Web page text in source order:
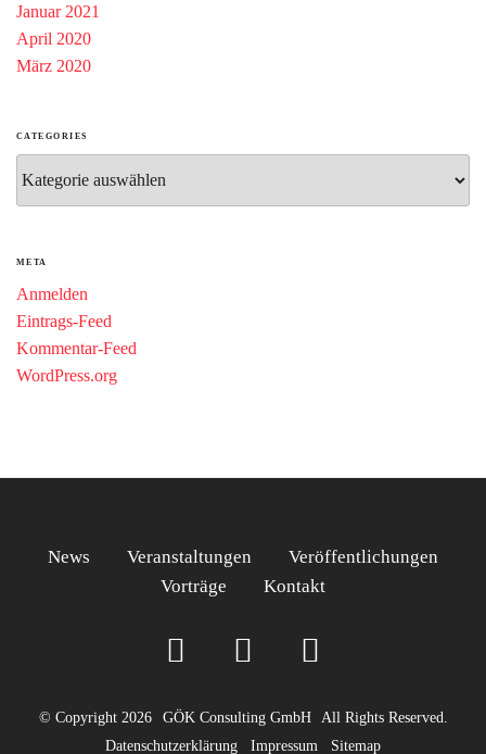
Januar 2021
April 2020
März 2020
CATEGORIES
META
Anmelden
Eintrags-Feed
Kommentar-Feed
WordPress.org
News Veranstaltungen
Veröffentlichungen
Vorträge
Kontakt
© Copyright 2026 GÖK Consulting GmbH
All Rights Reserved.
Datenschutzerklärung
Impressum Sitemap